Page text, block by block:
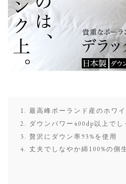
最高峰ポーランド産のホワ
ダウンパワー400dp以上で
贅沢にダウン率93%を使用
丈夫でしなやか綿100%の側